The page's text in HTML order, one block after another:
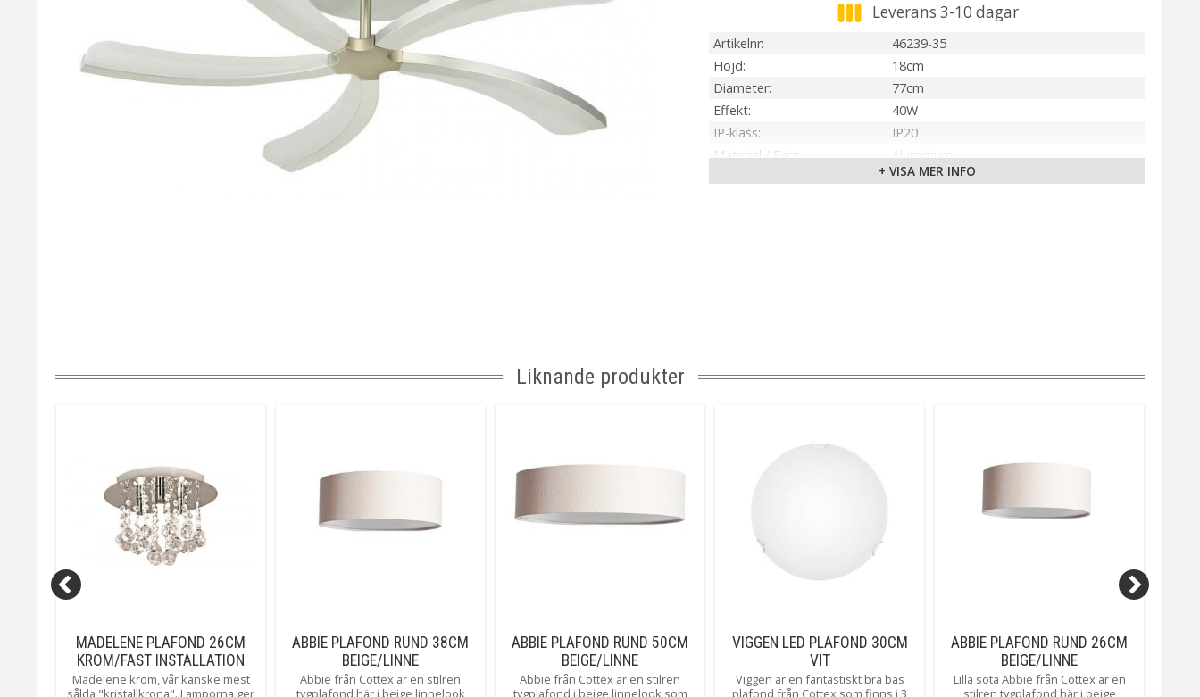
Leverans 3-10 dagar
Artikelnr
46239-35
Höjd
18cm
Diameter
77cm
Effekt
40W
IP-klass
IP20
Material / Färg
Aluminium
LED 40W
+ VISA MER INFO
Liknande produkter
MADELENE PLAFOND 26CM
KROM/FAST INSTALLATION
Madelene krom, vår kanske mest
sålda "kristallkrona". Lamporna ger
ABBIE PLAFOND RUND 38CM
BEIGE/LINNE
Abbie från Cottex är en stilren
tygplafond här i beige linnelook
ABBIE PLAFOND RUND 50CM
BEIGE/LINNE
Abbie från Cottex är en stilren
tygplafond i beige linnelook som
VIGGEN LED PLAFOND 30CM
VIT
Viggen är en fantastiskt bra bas
plafond från Cottex som finns i 3
ABBIE PLAFOND RUND 26CM
BEIGE/LINNE
Lilla söta Abbie från Cottex är en
stilren tygplafond här i beige